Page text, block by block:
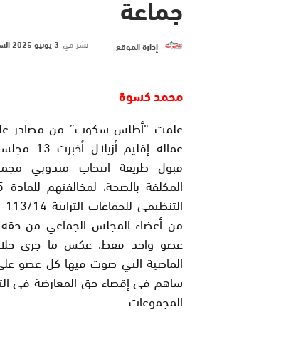
إدارة الموقع نشر في 3 يونيو 2025 الساعة 19 و 13 دقيقة
محمد كسوة
علمت “أطلس سكوب” من مصادر
عمالة
قبول طريقة انتخاب مندوبي
من أعضاء المجلس الجماعي من
عضو واحد فقط، عكس ما جرى
الماضية التي صوت فيها كل عضو
ساهم في إقصاء حق المعارضة في
المجموعات.